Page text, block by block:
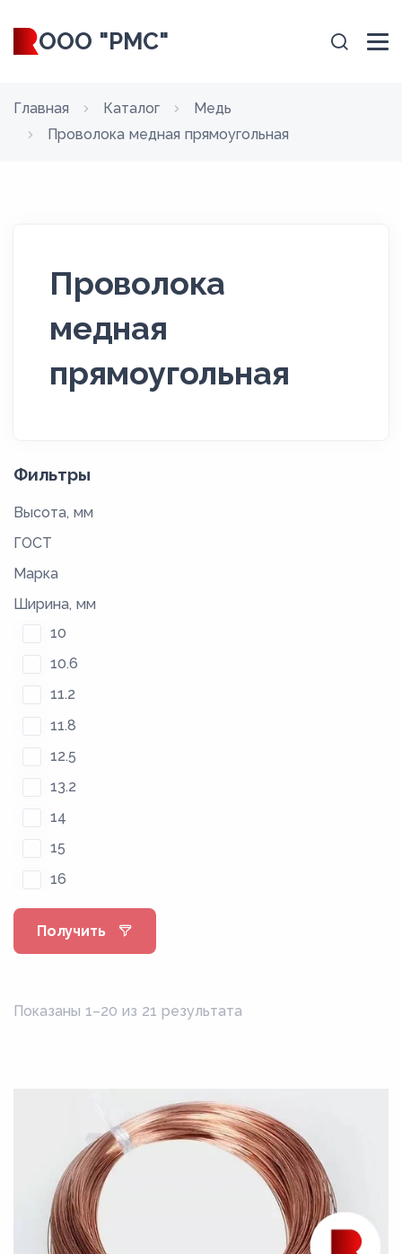
ООО "РМС"
Главная Каталог
Медь
Проволока медная прямоугольная
Проволока
медная
прямоугольная
Фильтры
Высота, мм
ГОСТ
Марка
Ширина, мм
10
10.6
11.2
11.8
12.5
13.2
14
15
16
2
20
2.65
2.8
28
3
Получить
Показаны 1–20 из 21 результата